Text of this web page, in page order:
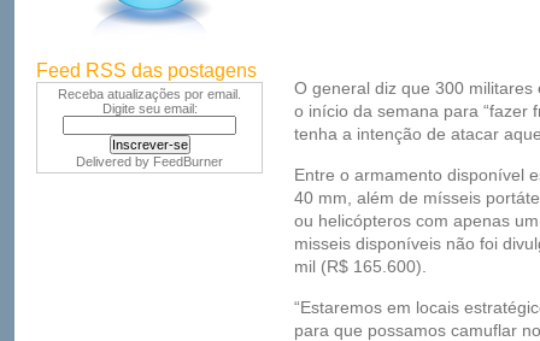
Feed RSS das postagens
Receba atualizações por email.
Digite seu email:
Delivered by FeedBurner
O general diz que 300
o início da semana para “fazer
tenha a intenção de atacar
Entre o armamento disponível
40 mm, além de mísseis
ou helicópteros com apenas
misseis disponíveis não foi
mil (R$ 165.600).
“Estaremos em locais
para que possamos camuflar